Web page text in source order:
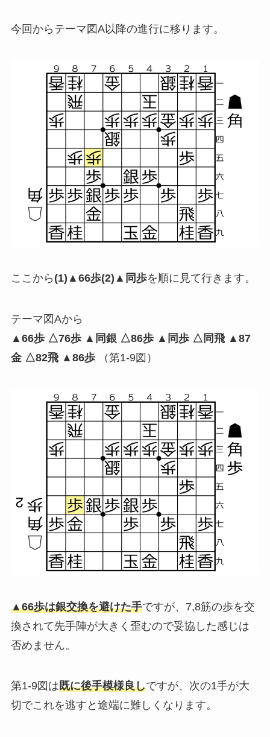
今回からテーマ図A以降の進行に移ります。
ここから (1)▲66歩(2)▲同歩を順に見て行きます。
テーマ図Aから
▲66歩 △76歩 ▲同銀 △86歩 ▲同歩 △同飛 ▲87
金 △82飛 ▲86歩（第1-9図）
▲66歩は銀交換を避けた手ですが、7,8筋の歩を交
換されて先手陣が大きく歪むので妥協した感じは
否めません。
第1-9図は既に後手模様良しですが、次の1手が大
切でこれを逃すと途端に難しくなります。